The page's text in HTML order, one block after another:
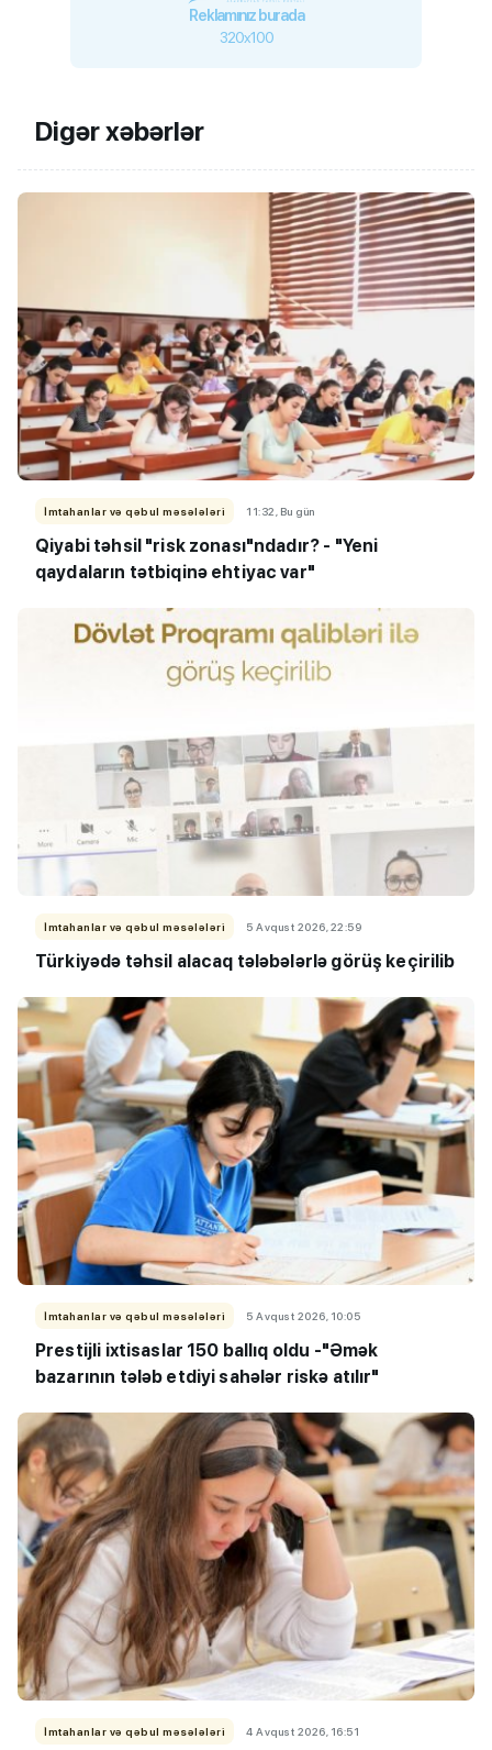
Reklamınız burada
320x100
Digər xəbərlər
İmtahanlar və qəbul məsələləri 11:32, Bu gün
Qiyabi təhsil "risk zonası"ndadır? - "Yeni
qaydaların tətbiqinə ehtiyac var"
İmtahanlar və qəbul məsələləri 5 Avqust 2026, 22:59
Türkiyədə təhsil alacaq tələbələrlə görüş keçirilib
İmtahanlar və qəbul məsələləri 5 Avqust 2026, 10:05
Prestijli ixtisaslar 150 ballıq oldu -"Əmək
bazarının tələb etdiyi sahələr riskə atılır"
İmtahanlar və qəbul məsələləri 4 Avqust 2026, 16:51